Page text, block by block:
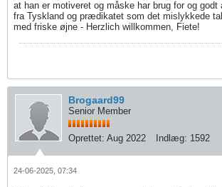
at han er motiveret og måske har brug for og
fra Tyskland og prædikatet som det mislykkede
med friske øjne - Herzlich willkommen, Fiete!
Brogaard99
Senior Member
Oprettet: Aug 2022 Indlæg: 1592
24-06-2025, 07:34